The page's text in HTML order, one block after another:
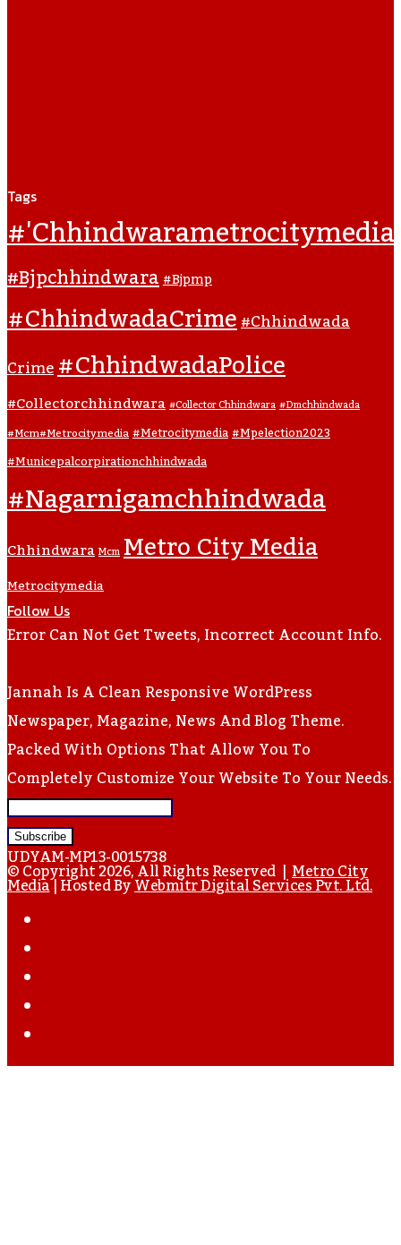
Tags
#'chhindwarametrocitymedia
#bjpchhindwara#bjpmp
#ChhindwadaCrime#Chhindwada
Crime#ChhindwadaPolice
#collectorchhindwara#collector Chhindwara#dmchhindwada
#mcm#metrocitymedia#metrocitymedia#mpelection2023
#municepalcorpirationchhindwada
#nagarnigamchhindwada
ChhindwaraMcmMetro City Media
Metrocitymedia
Follow Us
Error Can Not Get Tweets, Incorrect Account Info.
Jannah Is A Clean Responsive WordPress
Newspaper, Magazine, News And Blog Theme.
Packed With Options That Allow You To
Completely Customize Your Website To Your Needs.
Enter
Your
Email
Address
UDYAM-MP13-0015738
© Copyright 2026, All Rights Reserved |Metro City
Media| Hosted ByWebmitr Digital Services Pvt. Ltd.